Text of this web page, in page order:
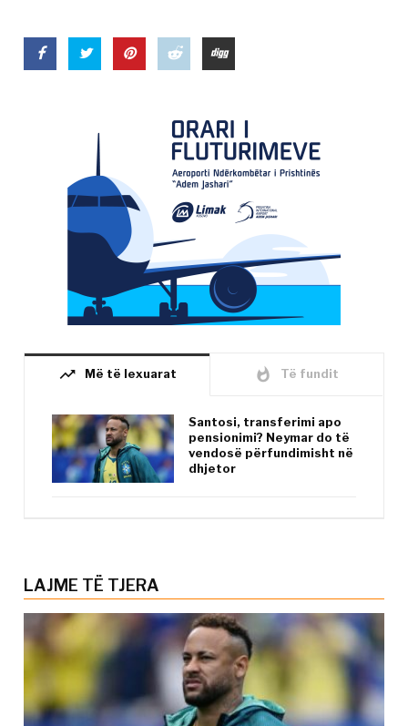
trending_up Më të lexuarat whatshot Të fundit
Santosi, transferimi apo
pensionimi? Neymar do të
vendosë përfundimisht në
dhjetor
LAJME TË TJERA